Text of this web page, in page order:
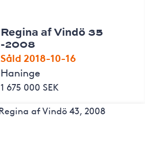
Regina af Vindö 35
-2008
Såld 2018-10-16
Haninge
1 675 000 SEK